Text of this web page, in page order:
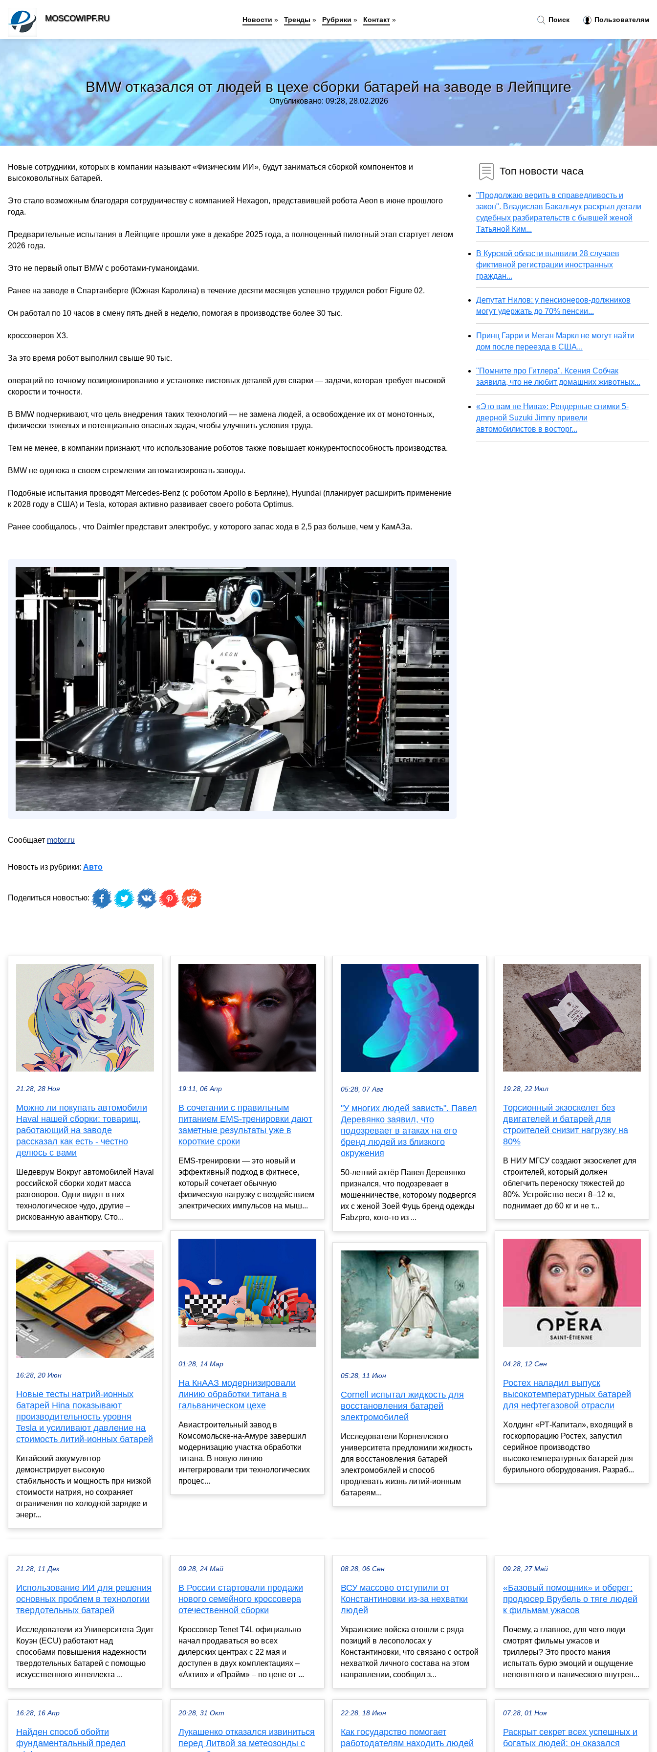
BMW отказался от людей в цехе сборки батарей на заводе в Лейпциге
Опубликовано: 09:28, 28.02.2026
Новые сотрудники, которых в компании называют «Физическим ИИ», будут заниматься сборкой компонентов и
высоковольтных батарей.
Это стало возможным благодаря сотрудничеству с компанией Hexagon, представившей робота Aeon в июне прошлого
года.
Предварительные испытания в Лейпциге прошли уже в декабре 2025 года, а полноценный пилотный этап стартует летом
2026 года.
Это не первый опыт BMW с роботами-гуманоидами.
Ранее на заводе в Спартанберге (Южная Каролина) в течение десяти месяцев успешно трудился робот Figure 02.
Он работал по 10 часов в смену пять дней в неделю, помогая в производстве более 30 тыс.
кроссоверов X3.
За это время робот выполнил свыше 90 тыс.
операций по точному позиционированию и установке листовых деталей для сварки — задачи, которая требует высокой
скорости и точности.
В BMW подчеркивают, что цель внедрения таких технологий — не замена людей, а освобождение их от монотонных,
физически тяжелых и потенциально опасных задач, чтобы улучшить условия труда.
Тем не менее, в компании признают, что использование роботов также повышает конкурентоспособность производства.
BMW не одинока в своем стремлении автоматизировать заводы.
Подобные испытания проводят Mercedes-Benz (с роботом Apollo в Берлине), Hyundai (планирует расширить применение
к 2028 году в США) и Tesla, которая активно развивает своего робота Optimus.
Ранее сообщалось , что Daimler представит электробус, у которого запас хода в 2,5 раз больше, чем у КамАЗа.
Сообщает motor.ru
Новость из рубрики: Авто
Поделиться новостью:
Топ новости часа
"Продолжаю верить в справедливость и
закон". Владислав Бакальчук раскрыл детали
судебных разбирательств с бывшей женой
Татьяной Ким...
В Курской области выявили 28 случаев
фиктивной регистрации иностранных
граждан...
Депутат Нилов: у пенсионеров-должников
могут удержать до 70% пенсии...
Принц Гарри и Меган Маркл не могут найти
дом после переезда в США...
"Помните про Гитлера". Ксения Собчак
заявила, что не любит домашних животных...
«Это вам не Нива»: Рендерные снимки 5-
дверной Suzuki Jimny привели
автомобилистов в восторг...
21:28, 28 Ноя
Можно ли покупать автомобили
Haval нашей сборки: товарищ,
работающий на заводе
рассказал как есть - честно
делюсь с вами
Шедеврум Вокруг автомобилей Haval
российской сборки ходит масса
разговоров. Одни видят в них
технологическое чудо, другие –
рискованную авантюру. Сто...
16:28, 20 Июн
Новые тесты натрий-ионных
батарей Hina показывают
производительность уровня
Tesla и усиливают давление на
стоимость литий-ионных батарей
Китайский аккумулятор
демонстрирует высокую
стабильность и мощность при низкой
стоимости натрия, но сохраняет
ограничения по холодной зарядке и
энерг...
19:11, 06 Апр
В сочетании с правильным
питанием EMS-тренировки дают
заметные результаты уже в
короткие сроки
EMS-тренировки — это новый и
эффективный подход в фитнесе,
который сочетает обычную
физическую нагрузку с воздействием
электрических импульсов на мыш...
01:28, 14 Мар
На КнААЗ модернизировали
линию обработки титана в
гальваническом цехе
Авиастроительный завод в
Комсомольске-на-Амуре завершил
модернизацию участка обработки
титана. В новую линию
интегрировали три технологических
процес...
05:28, 07 Авг
"У многих людей зависть". Павел
Деревянко заявил, что
подозревает в атаках на его
бренд людей из близкого
окружения
50-летний актёр Павел Деревянко
признался, что подозревает в
мошенничестве, которому подвергся
их с женой Зоей Фуць бренд одежды
Fabzpro, кого-то из ...
05:28, 11 Июн
Cornell испытал жидкость для
восстановления батарей
электромобилей
Исследователи Корнеллского
университета предложили жидкость
для восстановления батарей
электромобилей и способ
продлевать жизнь литий-ионным
батареям...
19:28, 22 Июл
Торсионный экзоскелет без
двигателей и батарей для
строителей снизит нагрузку на
80%
В НИУ МГСУ создают экзоскелет для
строителей, который должен
облегчить переноску тяжестей до
80%. Устройство весит 8–12 кг,
поднимает до 60 кг и не т...
04:28, 12 Сен
Ростех наладил выпуск
высокотемпературных батарей
для нефтегазовой отрасли
Холдинг «РТ-Капитал», входящий в
госкорпорацию Ростех, запустил
серийное производство
высокотемпературных батарей для
бурильного оборудования. Разраб...
21:28, 11 Дек
Использование ИИ для решения
основных проблем в технологии
твердотельных батарей
Исследователи из Университета Эдит
Коуэн (ECU) работают над
способами повышения надежности
твердотельных батарей с помощью
искусственного интеллекта ...
16:28, 16 Апр
Найден способ обойти
фундаментальный предел
09:28, 24 Май
В России стартовали продажи
нового семейного кроссовера
отечественной сборки
Кроссовер Tenet T4L официально
начал продаваться во всех
дилерских центрах с 22 мая и
доступен в двух комплектациях –
«Актив» и «Прайм» – по цене от ...
20:28, 31 Окт
Лукашенко отказался извиниться
перед Литвой за метеозонды с
08:28, 06 Сен
ВСУ массово отступили от
Константиновки из-за нехватки
людей
Украинские войска отошли с ряда
позиций в лесополосах у
Константиновки, что связано с острой
нехваткой личного состава на этом
направлении, сообщил з...
22:28, 18 Июн
Как государство помогает
работодателям находить людей
09:28, 27 Май
«Базовый помощник» и оберег:
продюсер Врубель о тяге людей
к фильмам ужасов
Почему, а главное, для чего люди
смотрят фильмы ужасов и
триллеры? Это просто мания
испытать бурю эмоций и ощущение
непонятного и панического внутрен...
07:28, 01 Ноя
Раскрыт секрет всех успешных и
богатых людей: он оказался
Поиск Пользователям
MOSCOWIPF.RU Новости » Тренды » Рубрики » Контакт »